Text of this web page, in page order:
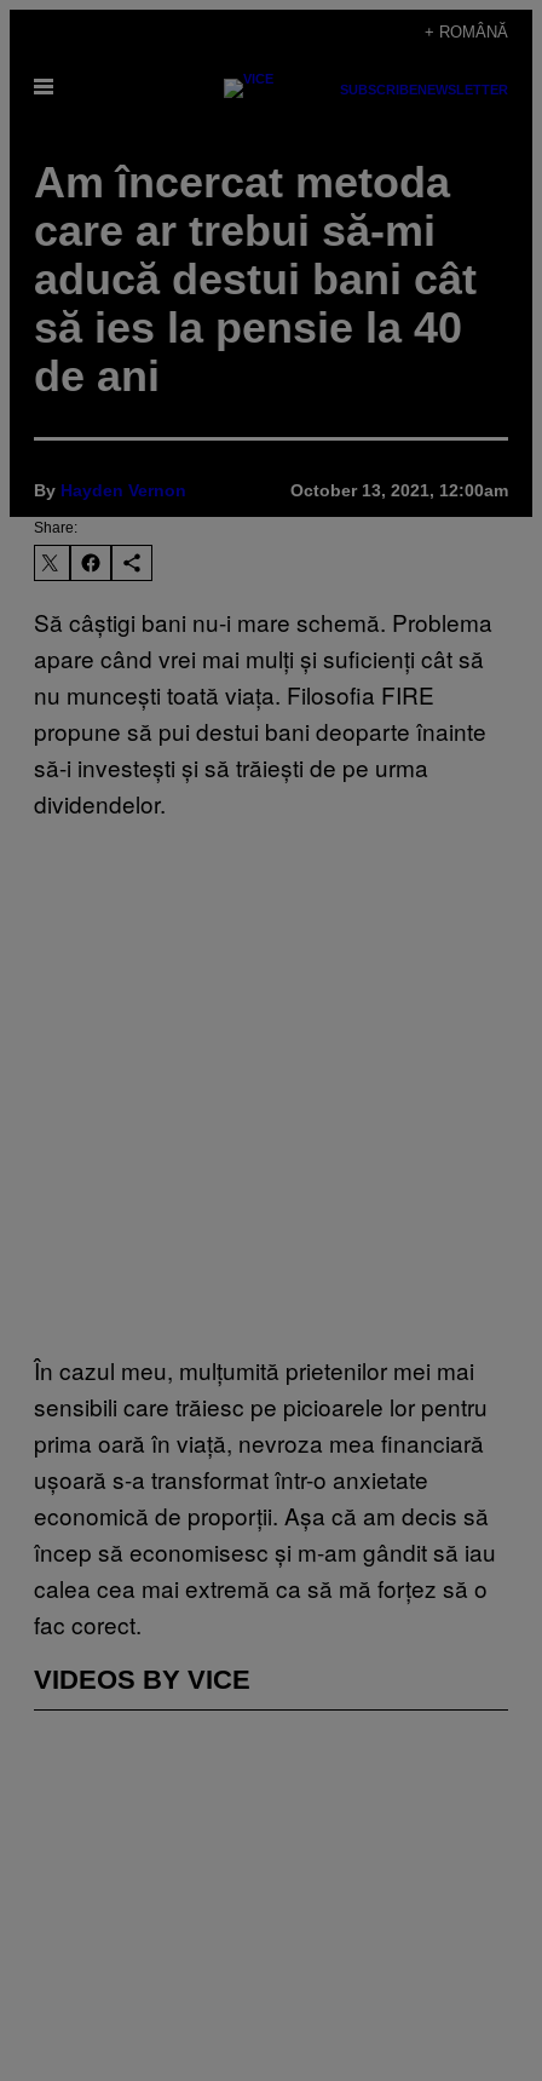
content
+ ROMÂNĂ
Open
SUBSCRIBENEWSLETTER
Am încercat metoda
care ar trebui să-mi
aducă destui bani cât
să ies la pensie la 40
de ani
By Hayden Vernon October 13, 2021, 12:00am
Share:
Să câștigi bani nu-i mare schemă. Problema
apare când vrei mai mulți și suficienți cât să
nu muncești toată viața. Filosofia FIRE
propune să pui destui bani deoparte înainte
să-i investești și să trăiești de pe urma
dividendelor.
În cazul meu, mulțumită prietenilor mei mai
sensibili care trăiesc pe picioarele lor pentru
prima oară în viață, nevroza mea financiară
ușoară s-a transformat într-o anxietate
economică de proporții. Așa că am decis să
încep să economisesc și m-am gândit să iau
calea cea mai extremă ca să mă forțez să o
fac corect.
VIDEOS BY VICE